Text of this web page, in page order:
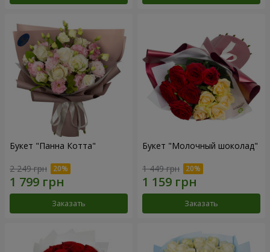
Букет "Панна Котта"
2 249 грн
Заказать
Букет "Молочный шоколад"
1 449 грн
Заказать